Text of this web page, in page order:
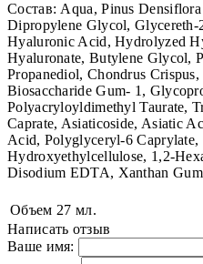
Состав: Aqua, Pinus
Dipropylene Glycol, Glycereth-
Hyaluronic Acid, Hydrolyzed
Hyaluronate, Butylene Glycol,
Propanediol, Chondrus
Biosaccharide Gum- 1,
Polyacryloyldimethyl Taurate,
Caprate, Asiaticoside, Asiatic
Acid, Polyglyceryl-6
Hydroxyethylcellulose, 1,2-
Disodium EDTA, Xanthan
Объем 27 мл.
Написать отзыв
Ваше имя: